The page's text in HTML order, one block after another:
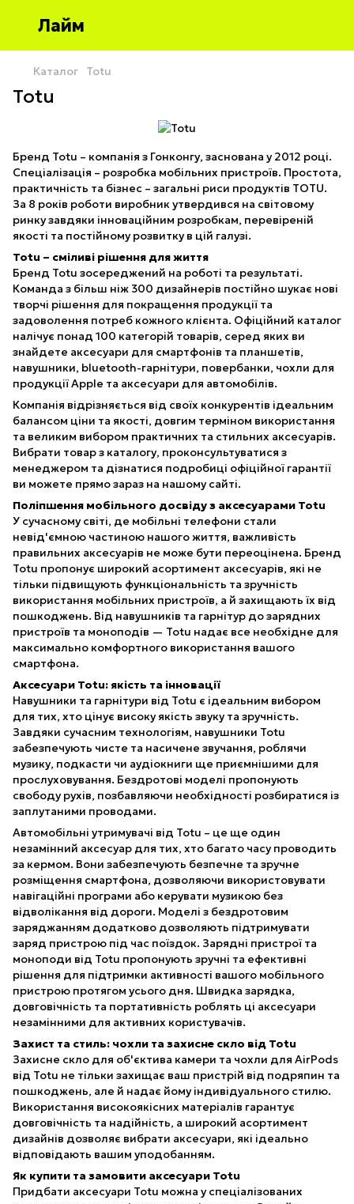
Лайм
Каталог Totu
Totu
Бренд Totu – компанія з Гонконгу, заснована у 2012 році.
Спеціалізація – розробка мобільних пристроїв. Простота,
практичність та бізнес – загальні риси продуктів TOTU.
За 8 років роботи виробник утвердився на світовому
ринку завдяки інноваційним розробкам, перевіреній
якості та постійному розвитку в цій галузі.
Totu – сміливі рішення для життя
Бренд Totu зосереджений на роботі та результаті.
Команда з більш ніж 300 дизайнерів постійно шукає нові
творчі рішення для покращення продукції та
задоволення потреб кожного клієнта. Офіційний каталог
налічує понад 100 категорій товарів, серед яких ви
знайдете аксесуари для смартфонів та планшетів,
навушники, bluetooth-гарнітури, повербанки, чохли для
продукції Apple та аксесуари для автомобілів.
Компанія відрізняється від своїх конкурентів ідеальним
балансом ціни та якості, довгим терміном використання
та великим вибором практичних та стильних аксесуарів.
Вибрати товар з каталогу, проконсультуватися з
менеджером та дізнатися подробиці офіційної гарантії
ви можете прямо зараз на нашому сайті.
Поліпшення мобільного досвіду з аксесуарами Totu
У сучасному світі, де мобільні телефони стали
невід'ємною частиною нашого життя, важливість
правильних аксесуарів не може бути переоцінена. Бренд
Totu пропонує широкий асортимент аксесуарів, які не
тільки підвищують функціональність та зручність
використання мобільних пристроїв, а й захищають їх від
пошкоджень. Від навушників та гарнітур до зарядних
пристроїв та моноподів — Totu надає все необхідне для
максимально комфортного використання вашого
смартфона.
Аксесуари Totu: якість та інновації
Навушники та гарнітури від Totu є ідеальним вибором
для тих, хто цінує високу якість звуку та зручність.
Завдяки сучасним технологіям, навушники Totu
забезпечують чисте та насичене звучання, роблячи
музику, подкасти чи аудіокниги ще приємнішими для
прослуховування. Бездротові моделі пропонують
свободу рухів, позбавляючи необхідності розбиратися із
заплутаними проводами.
Автомобільні утримувачі від Totu – це ще один
незамінний аксесуар для тих, хто багато часу проводить
за кермом. Вони забезпечують безпечне та зручне
розміщення смартфона, дозволяючи використовувати
навігаційні програми або керувати музикою без
відволікання від дороги. Моделі з бездротовим
заряджанням додатково дозволяють підтримувати
заряд пристрою під час поїздок. Зарядні пристрої та
моноподи від Totu пропонують зручні та ефективні
рішення для підтримки активності вашого мобільного
пристрою протягом усього дня. Швидка зарядка,
довговічність та портативність роблять ці аксесуари
незамінними для активних користувачів.
Захист та стиль: чохли та захисне скло від Totu
Захисне скло для об'єктива камери та чохли для AirPods
від Totu не тільки захищає ваш пристрій від подряпин та
пошкоджень, але й надає йому індивідуального стилю.
Використання високоякісних матеріалів гарантує
довговічність та надійність, а широкий асортимент
дизайнів дозволяє вибрати аксесуари, які ідеально
відповідають вашим уподобанням.
Як купити та замовити аксесуари Totu
Придбати аксесуари Totu можна у спеціалізованих